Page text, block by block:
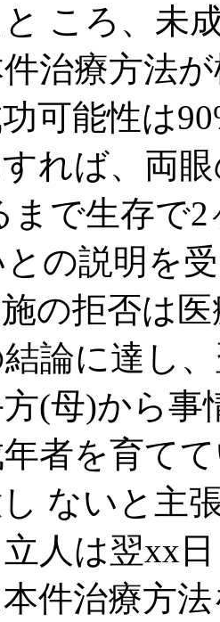
ころ、未
治療方法
可能性は
れば、両
まで生存で
との説明を
の拒否は
論に達し
(母)から
者を育て
ないと主
人は翌xx
件治療方